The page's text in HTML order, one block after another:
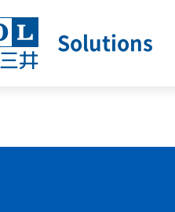
Solutions